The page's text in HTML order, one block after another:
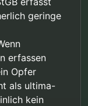
geringe
erfassen
Opfer
als ultima-
kein